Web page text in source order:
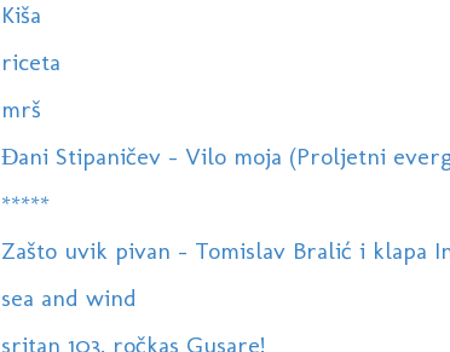
Kiša
riceta
mrš
Đani Stipaničev - Vilo moja (Proljetni
*****
Zašto uvik pivan - Tomislav Bralić i klapa
sea and wind
sritan 103. ročkas Gusare!